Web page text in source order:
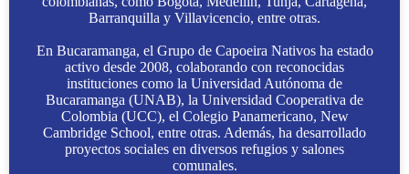
Barranquilla y Villavicencio, entre otras.
En Bucaramanga, el Grupo de Capoeira Nativos ha estado
activo desde 2008, colaborando con reconocidas
instituciones como la Universidad Autónoma de
Bucaramanga (UNAB), la Universidad Cooperativa de
Colombia (UCC), el Colegio Panamericano, New
Cambridge School, entre otras. Además, ha desarrollado
proyectos sociales en diversos refugios y salones
comunales.